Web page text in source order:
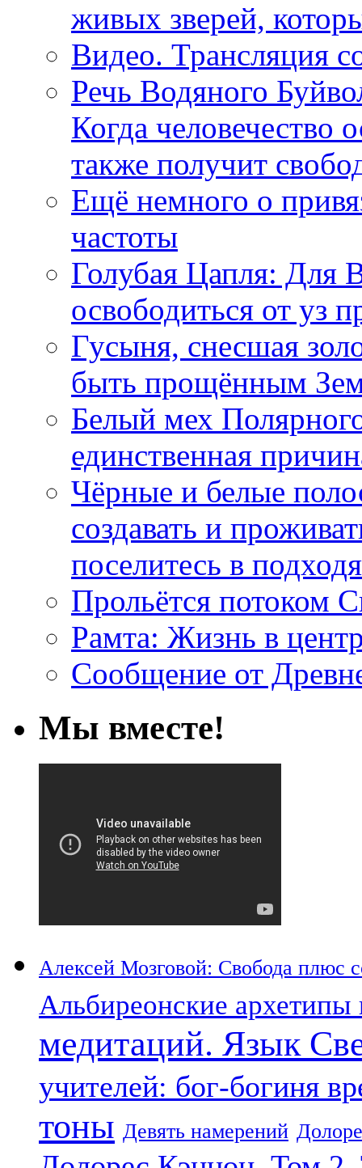
живых зверей,
Видео. Трансляция
Речь Водяного
Когда человечество
также получит
Ещё немного о
частоты
Голубая Цапля: Для
освободиться от уз
Гусыня, снесшая
быть прощённым
Белый мех
единственная
Чёрные и белые
создавать и
поселитесь в
Прольётся потоком
Рамта: Жизнь в
Сообщение от
Мы вместе!
Алексей Мозговой: Свобода плюс
Альбиреонские
медитаций. Язык
учителей: бог-богиня
тоны Девять намерений